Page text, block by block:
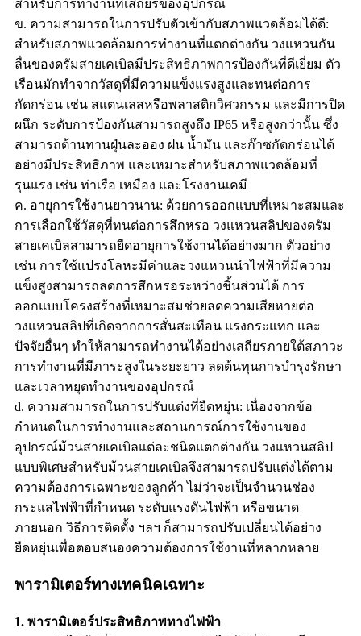
สำหรับการทำงานที่เสถียรของอุปกรณ์
ข. ความสามารถในการปรับตัวเข้ากับสภาพแวดล้อมได้ดี:
สำหรับสภาพแวดล้อมการทำงานที่แตกต่างกัน วงแหวนกัน
ลื่นของดรัมสายเคเบิลมีประสิทธิภาพการป้องกันที่ดีเยี่ยม ตัว
เรือนมักทำจากวัสดุที่มีความแข็งแรงสูงและทนต่อการ
กัดกร่อน เช่น สแตนเลสหรือพลาสติกวิศวกรรม และมีการปิด
ผนึก ระดับการป้องกันสามารถสูงถึง IP65 หรือสูงกว่านั้น ซึ่ง
สามารถต้านทานฝุ่นละออง ฝน น้ำมัน และก๊าซกัดกร่อนได้
อย่างมีประสิทธิภาพ และเหมาะสำหรับสภาพแวดล้อมที่
รุนแรง เช่น ท่าเรือ เหมือง และโรงงานเคมี
ค. อายุการใช้งานยาวนาน: ด้วยการออกแบบที่เหมาะสมและ
การเลือกใช้วัสดุที่ทนต่อการสึกหรอ วงแหวนสลิปของดรัม
สายเคเบิลสามารถยืดอายุการใช้งานได้อย่างมาก ตัวอย่าง
เช่น การใช้แปรงโลหะมีค่าและวงแหวนนำไฟฟ้าที่มีความ
แข็งสูงสามารถลดการสึกหรอระหว่างชิ้นส่วนได้ การ
ออกแบบโครงสร้างที่เหมาะสมช่วยลดความเสียหายต่อ
วงแหวนสลิปที่เกิดจากการสั่นสะเทือน แรงกระแทก และ
ปัจจัยอื่นๆ ทำให้สามารถทำงานได้อย่างเสถียรภายใต้สภาวะ
การทำงานที่มีภาระสูงในระยะยาว ลดต้นทุนการบำรุงรักษา
และเวลาหยุดทำงานของอุปกรณ์
d. ความสามารถในการปรับแต่งที่ยืดหยุ่น: เนื่องจากข้อ
กำหนดในการทำงานและสถานการณ์การใช้งานของ
อุปกรณ์ม้วนสายเคเบิลแต่ละชนิดแตกต่างกัน วงแหวนสลิป
แบบพิเศษสำหรับม้วนสายเคเบิลจึงสามารถปรับแต่งได้ตาม
ความต้องการเฉพาะของลูกค้า ไม่ว่าจะเป็นจำนวนช่อง
กระแสไฟฟ้าที่กำหนด ระดับแรงดันไฟฟ้า หรือขนาด
ภายนอก วิธีการติดตั้ง ฯลฯ ก็สามารถปรับเปลี่ยนได้อย่าง
ยืดหยุ่นเพื่อตอบสนองความต้องการใช้งานที่หลากหลาย
พารามิเตอร์ทางเทคนิคเฉพาะ
1. พารามิเตอร์ประสิทธิภาพทางไฟฟ้า